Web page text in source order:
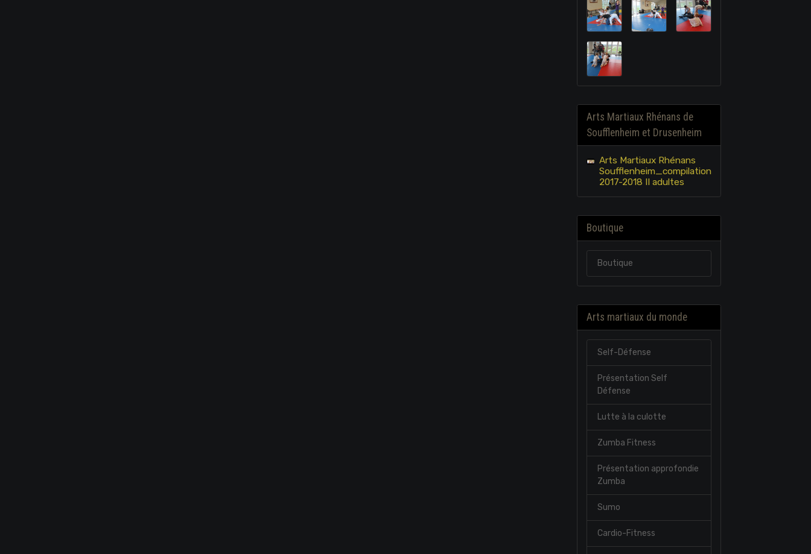
Arts Martiaux Rhénans de
Soufflenheim et Drusenheim
Arts Martiaux Rhénans
Soufflenheim_compilation
2017-2018 II adultes
Boutique
Boutique
Arts martiaux du monde
Self-Défense
Présentation Self
Défense
Lutte à la culotte
Zumba Fitness
Présentation approfondie
Zumba
Sumo
Cardio-Fitness